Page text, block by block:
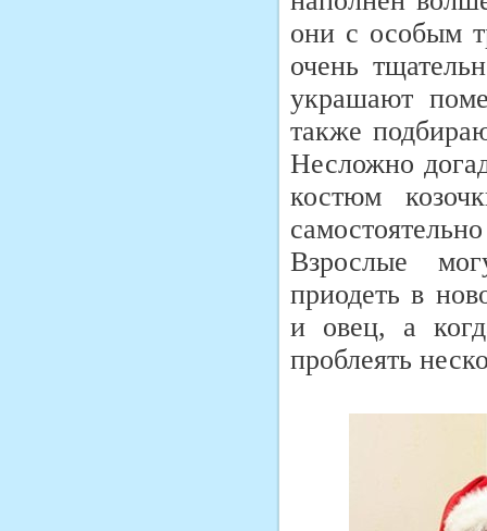
они с особым
очень
украшают
также
Несложно
костюм
Взрослые
приодеть в
и овец, а
проблеять